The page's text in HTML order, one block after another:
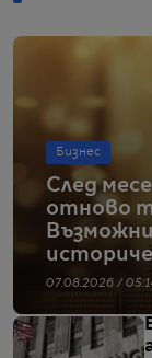
Бизнес
След
отново
07.08.2026 /